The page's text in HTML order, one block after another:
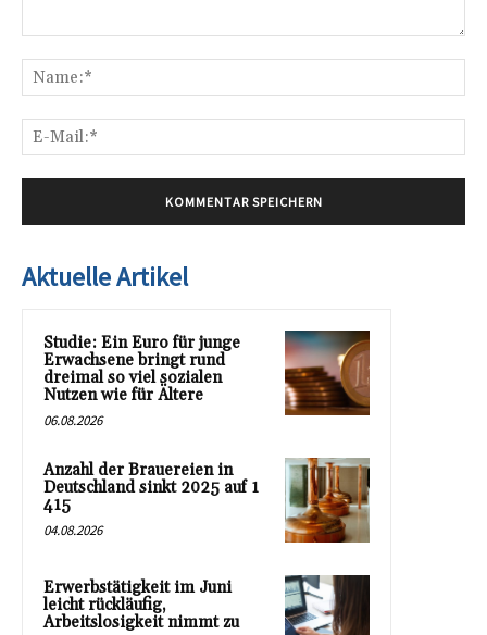
Aktuelle Artikel
Studie: Ein Euro für junge
Erwachsene bringt rund
dreimal so viel sozialen
Nutzen wie für Ältere
06.08.2026
Anzahl der Brauereien in
Deutschland sinkt 2025 auf 1
415
04.08.2026
Erwerbstätigkeit im Juni
leicht rückläufig,
Arbeitslosigkeit nimmt zu